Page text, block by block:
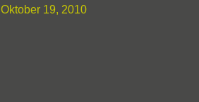
Oktober 19, 2010